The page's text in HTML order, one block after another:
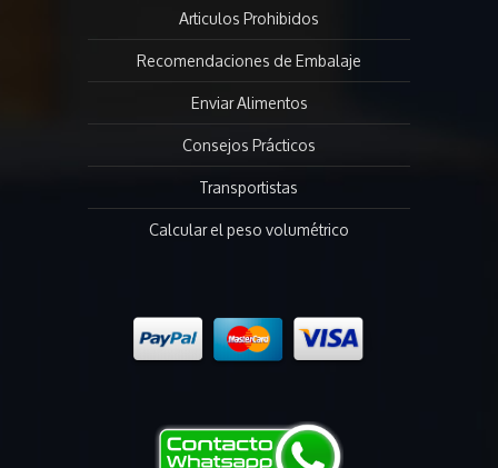
Articulos Prohibidos
Recomendaciones de Embalaje
Enviar Alimentos
Consejos Prácticos
Transportistas
Calcular el peso volumétrico